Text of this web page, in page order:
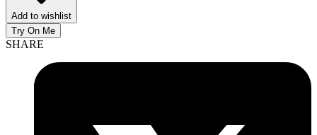
Add to wishlist
Try On Me
SHARE